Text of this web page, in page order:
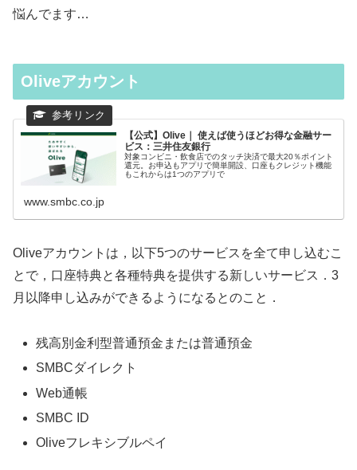
悩んでます…
Oliveアカウント
【公式】Olive｜ 使えば使うほどお得な金融サー
ビス：三井住友銀行
対象コンビニ・飲食店でのタッチ決済で最大20％ポイント
還元。お申込もアプリで簡単開設、口座もクレジット機能
もこれからは1つのアプリで
www.smbc.co.jp
Oliveアカウントは，以下5つのサービスを全て申し込むこ
とで，口座特典と各種特典を提供する新しいサービス．3
月以降申し込みができるようになるとのこと．
残高別金利型普通預金または普通預金
SMBCダイレクト
Web通帳
SMBC ID
Oliveフレキシブルペイ